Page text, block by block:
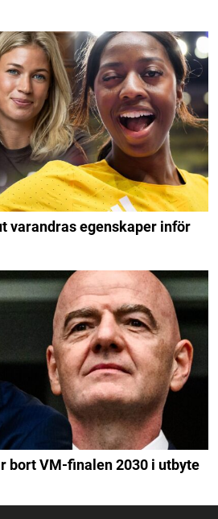
varandras egenskaper inför
bort VM-finalen 2030 i utbyte